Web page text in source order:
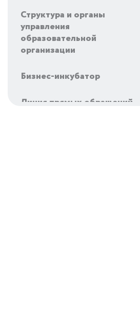
Структура и органы
управления
образовательной
организации
Бизнес-инкубатор
Линия прямых обращений